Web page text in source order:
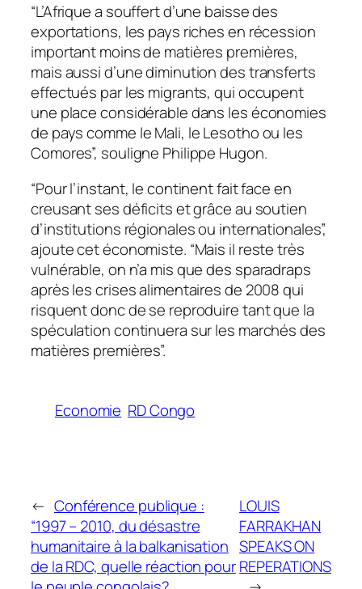
“L’Afrique a souffert d’une baisse des
exportations, les pays riches en récession
important moins de matières premières,
mais aussi d’une diminution des transferts
effectués par les migrants, qui occupent
une place considérable dans les économies
de pays comme le Mali, le Lesotho ou les
Comores”, souligne Philippe Hugon.
“Pour l’instant, le continent fait face en
creusant ses déficits et grâce au soutien
d’institutions régionales ou internationales”,
ajoute cet économiste. “Mais il reste très
vulnérable, on n’a mis que des sparadraps
après les crises alimentaires de 2008 qui
risquent donc de se reproduire tant que la
spéculation continuera sur les marchés des
matières premières”.
Economie RD Congo
← Conférence publique :
“1997 – 2010, du désastre
humanitaire à la balkanisation
de la RDC, quelle réaction pour
LOUIS
FARRAKHAN
SPEAKS ON
REPERATIONS